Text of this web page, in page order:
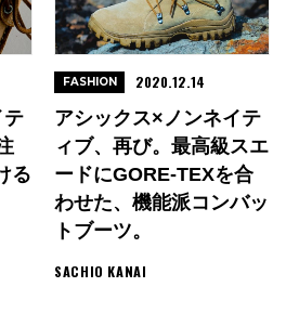
テ
る
アシックス×ノンネイテ
ィブ、再び。最高級スエ
ードにGORE-TEXを合
わせた、機能派コンバッ
トブーツ。
SACHIO KANAI
FASHION 2020.12.14